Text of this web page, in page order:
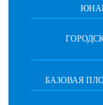
БАЗОВАЯ